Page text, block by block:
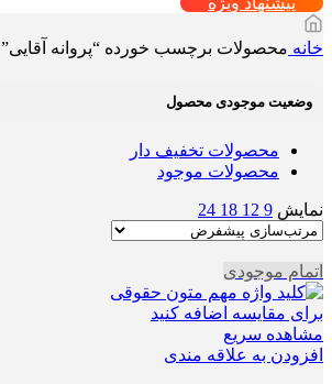
خانه محصولات برچسب خورده “پروانه آقایی”
وضعیت موجودی محصول
محصولات تخفیف دار
محصولات موجود
نمایش 9
12
18
24
اتمام موجودی
برای مقایسه اضافه کنید
مشاهده سریع
افزودن به علاقه مندی